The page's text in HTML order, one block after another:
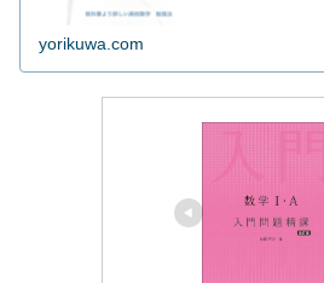
yorikuwa.com